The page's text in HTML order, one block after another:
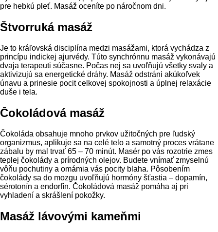
pre hebkú pleť. Masáž oceníte po náročnom dni.
Štvorruká masáž
Je to kráľovská disciplína medzi masážami, ktorá vychádza z
princípu indickej ajurvédy. Túto synchrónnu masáž vykonávajú
dvaja terapeuti súčasne. Počas nej sa uvoľňujú všetky svaly a
aktivizujú sa energetické dráhy. Masáž odstráni akúkoľvek
únavu a prinesie pocit celkovej spokojnosti a úplnej relaxácie
duše i tela.
Čokoládová masáž
Čokoláda obsahuje mnoho prvkov užitočných pre ľudský
organizmus, aplikuje sa na celé telo a samotný proces vrátane
zábalu by mal trvať 65 – 70 minút. Masér po vás rozotrie zmes
teplej čokolády a prírodných olejov. Budete vnímať zmyselnú
vôňu pochutiny a omámia vás pocity blaha. Pôsobením
čokolády sa do mozgu uvoľňujú hormóny šťastia – dopamín,
sérotonín a endorfín. Čokoládová masáž pomáha aj pri
vyhladení a skrášlení pokožky.
Masáž lávovými kameňmi